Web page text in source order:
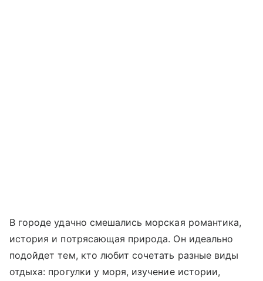
В городе удачно смешались морская романтика,
история и потрясающая природа. Он идеально
подойдет тем, кто любит сочетать разные виды
отдыха: прогулки у моря, изучение истории,